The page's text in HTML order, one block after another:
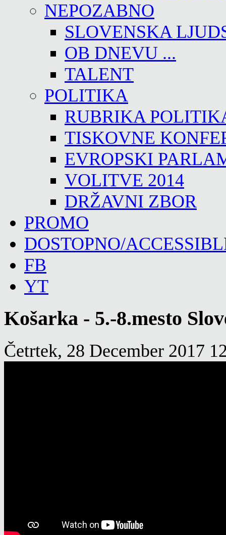
NEPOZABNO
SLOVENSKA
OB DNEVU ...
TALENT
POLITIKA
RUBRIKA
TISKOVNE
EVROPSKI
VOLITVE 2014
DRŽAVNI ZBOR
PROMO
DOSTOPNO/
FB
YT
Košarka - 5.-8.mesto
Četrtek, 28 December 2017